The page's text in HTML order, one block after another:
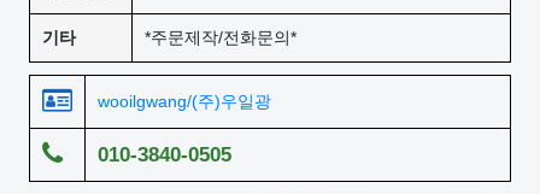
기타 *주문제작/전화문의*
wooilgwang/(주)우일광
010-3840-0505